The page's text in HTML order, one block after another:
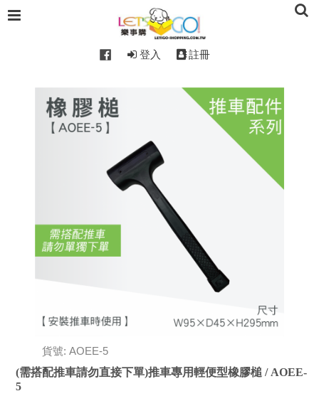
登入 註冊
貨號: AOEE-5
(需搭配推車請勿直接下單)推車專用輕便型橡膠槌 / AOEE-
5